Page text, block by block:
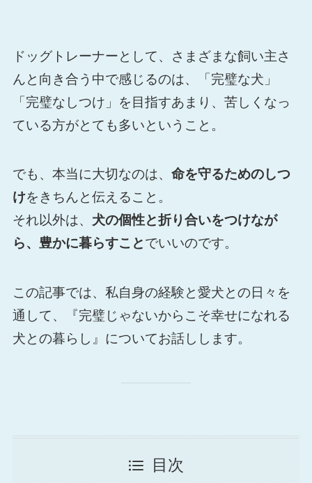
ドッグトレーナーとして、さまざまな飼い主さ
んと向き合う中で感じるのは、「完璧な犬」
「完璧なしつけ」を目指すあまり、苦しくなっ
ている方がとても多いということ。
でも、本当に大切なのは、 命を守るためのしつ
けをきちんと伝えること。
それ以外は、 犬の個性と折り合いをつけなが
ら、豊かに暮らすことでいいのです。
この記事では、私自身の経験と愛犬との日々を
通して、『完璧じゃないからこそ幸せになれる
犬との暮らし』についてお話しします。
目次